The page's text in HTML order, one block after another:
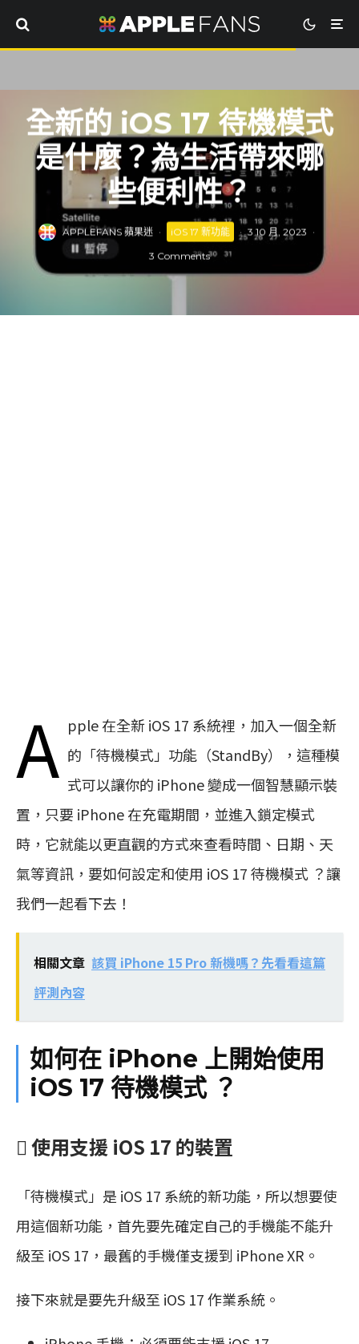
全新的 iOS 17 待機模式
是什麼？為生活帶來哪
些便利性？
APPLEFANS 蘋果迷 · iOS 17 新功能 · 3 10 月, 2023 ·
3 Comments
A pple 在全新 iOS 17 系統裡，加入一個全新
的「待機模式」功能（StandBy），這種模
式可以讓你的 iPhone 變成一個智慧顯示裝
置，只要 iPhone 在充電期間，並進入鎖定模式
時，它就能以更直觀的方式來查看時間、日期、天
氣等資訊，要如何設定和使用 iOS 17 待機模式 ？讓
我們一起看下去！
相關文章 該買 iPhone 15 Pro 新機嗎？先看看這篇
評測內容
如何在 iPhone 上開始使用
iOS 17 待機模式 ？
 使用支援 iOS 17 的裝置
「待機模式」是 iOS 17 系統的新功能，所以想要使
用這個新功能，首先要先確定自己的手機能不能升
級至 iOS 17，最舊的手機僅支援到 iPhone XR。
接下來就是要先升級至 iOS 17 作業系統。